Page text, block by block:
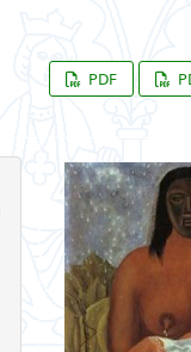
PDF